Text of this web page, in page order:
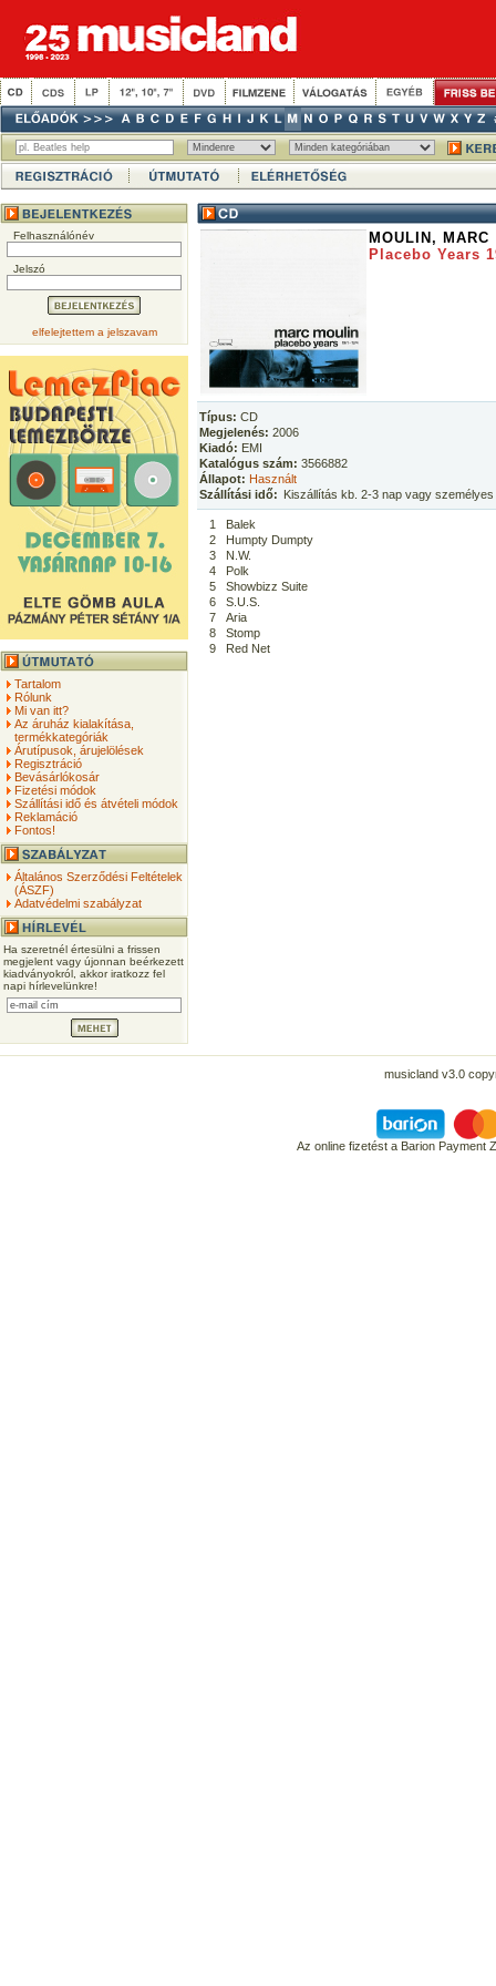
Felhasználónév
Jelszó
elfelejtettem a jelszavam
Tartalom
Rólunk
Mi van itt?
Az áruház kialakítása,
termékkategóriák
Árutípusok, árujelölések
Regisztráció
Bevásárlókosár
Fizetési módok
Szállítási idő és átvételi módok
Reklamáció
Fontos!
Általános Szerződési Feltételek
(ÁSZF)
Adatvédelmi szabályzat
Ha szeretnél értesülni a frissen
megjelent vagy újonnan beérkezett
kiadványokról, akkor iratkozz fel
napi hírlevelünkre!
MOULIN, MARC
Placebo Years
Típus: CD
Megjelenés: 2006
Kiadó: EMI
Katalógus szám: 3566882
Állapot: Használt
Szállítási idő: Kiszállítás kb. 2-3 nap vagy
1
Balek
2
Humpty Dumpty
3
N.W.
4
Polk
5
Showbizz Suite
6
S.U.S.
7
Aria
8
Stomp
9
Red Net
musicland v3.0
Az online fizetést a Barion Payment